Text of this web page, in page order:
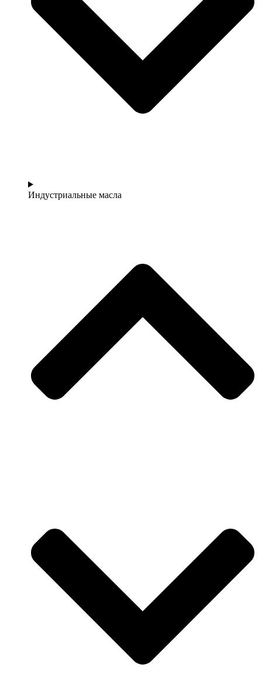
Индустриальные масла